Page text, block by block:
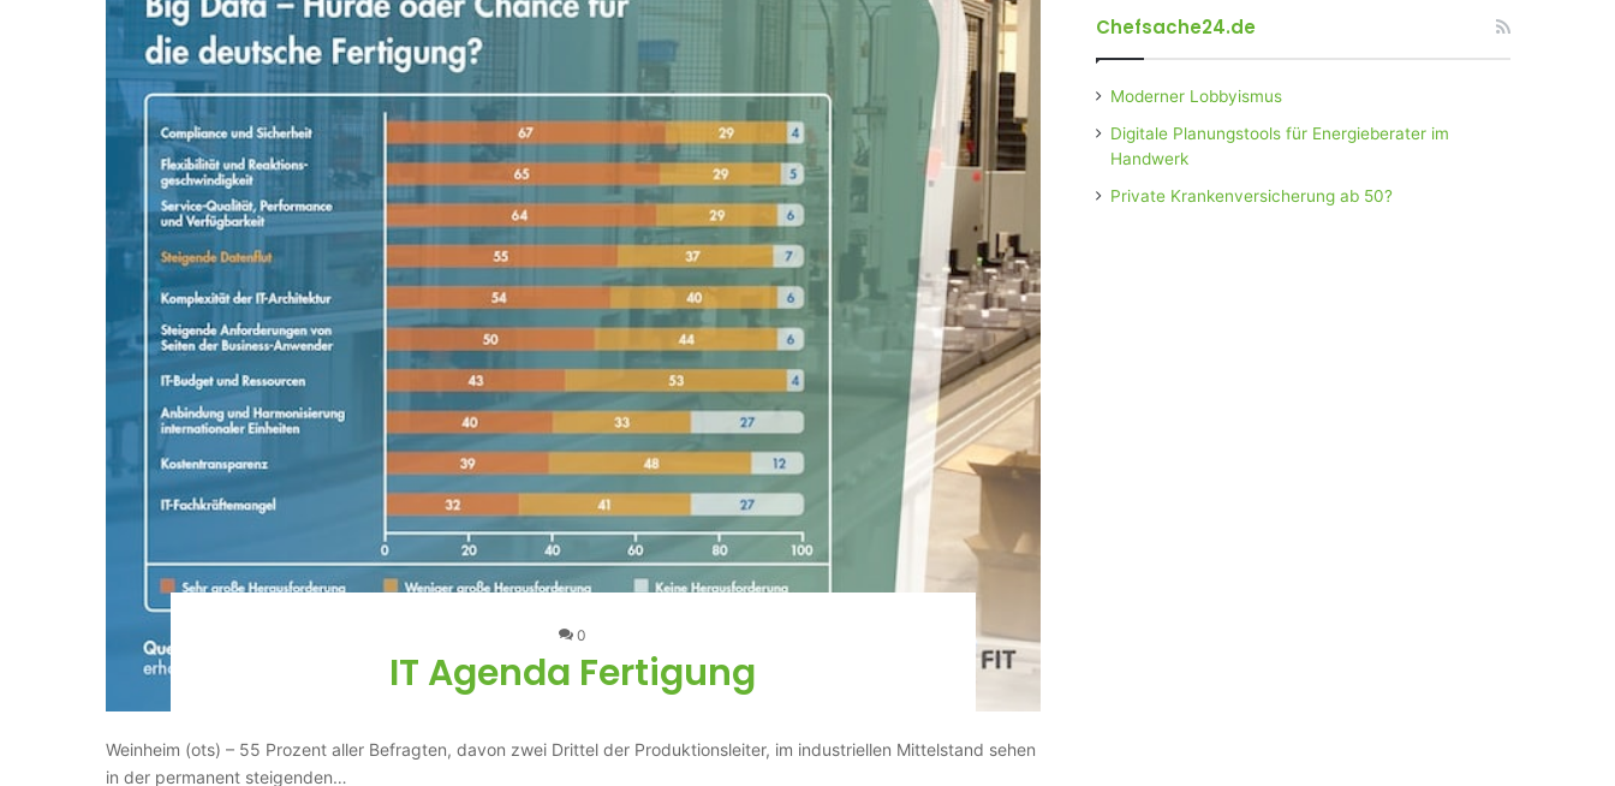
0
IT Agenda Fertigung
Weinheim (ots) – 55 Prozent aller Befragten, davon zwei Drittel der Produktionsleiter, im industriellen Mittelstand sehen
in der permanent steigenden…
Chefsache24.de
Moderner Lobbyismus
Digitale Planungstools für Energieberater im
Handwerk
Private Krankenversicherung ab 50?